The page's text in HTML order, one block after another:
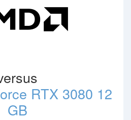
RTX 3080 12
GB